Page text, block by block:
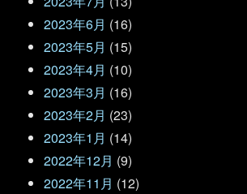
2023年6月 (16)
2023年5月 (15)
2023年4月 (10)
2023年3月 (16)
2023年2月 (23)
2023年1月 (14)
2022年12月 (9)
2022年11月 (12)